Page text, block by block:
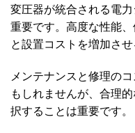
変圧器が統合される電
重要です。高度な性能
と設置コストを増加させ
メンテナンスと修理の
もしれませんが、合理
択することは重要です。